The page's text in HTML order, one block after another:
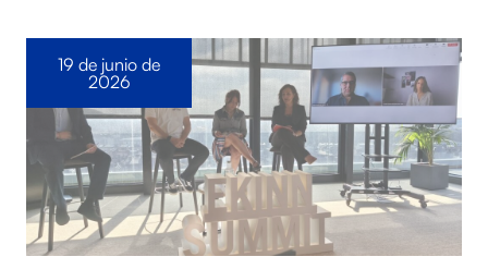
19 de junio de
2026